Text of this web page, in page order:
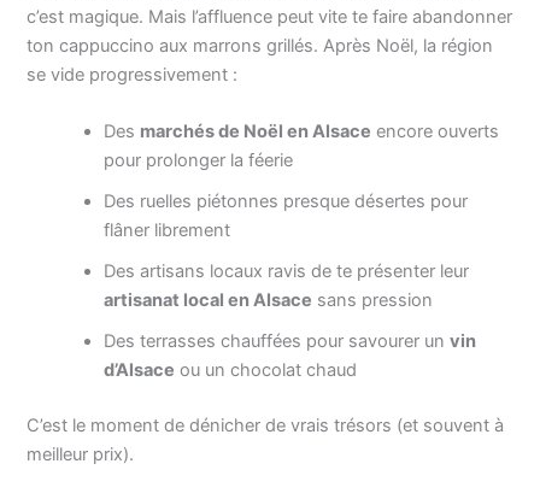
c’est magique. Mais l’affluence peut vite te faire abandonner
ton cappuccino aux marrons grillés. Après Noël, la région
se vide progressivement :
Des marchés de Noël en Alsace encore ouverts
pour prolonger la féerie
Des ruelles piétonnes presque désertes pour
flâner librement
Des artisans locaux ravis de te présenter leur
artisanat local en Alsace sans pression
Des terrasses chauffées pour savourer unvin
d’Alsace ou un chocolat chaud
C’est le moment de dénicher de vrais trésors (et souvent à
meilleur prix).